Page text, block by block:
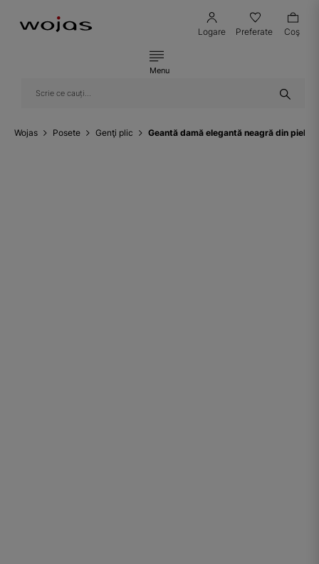
Logare Preferate Coş
Menu
Wojas Posete Genţi plic Geantă damă elegantă neagră din piele